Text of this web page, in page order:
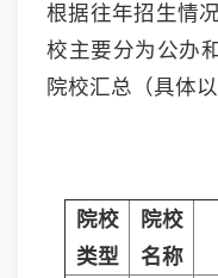
根据往年招生情
校主要分为公办
院校汇总（具体
院校
类型
院校
名称